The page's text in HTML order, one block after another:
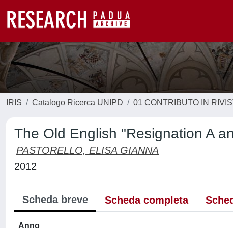
IRIS Catalogo Ricerca UNIPD 01 CONTRIBUTO IN
The Old English "Resignation A
PASTORELLO, ELISA GIANNA
2012
Scheda breve Scheda completa
Anno